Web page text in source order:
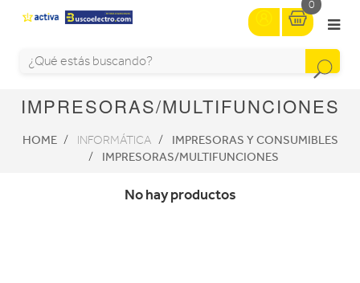
0
IMPRESORAS/MULTIFUNCIONES
HOME INFORMÁTICA
IMPRESORAS Y CONSUMIBLES
IMPRESORAS/MULTIFUNCIONES
No hay productos